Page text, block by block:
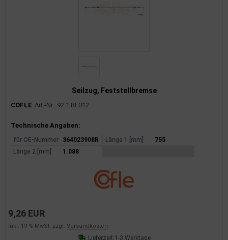
Seilzug, Feststellbremse
COFLE Art.-Nr.: 92.1.RE012
Produktinformationen
Technische Angaben:
für OE-Nummer 364023908R Länge 1 [mm]
755
Länge 2 [mm]
1.088
9,26 EUR
inkl. 19 % MwSt. zzgl. Versandkosten
Lieferzeit:1-3 Werktage